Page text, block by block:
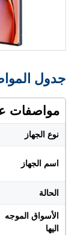
جدول
مواصفات
نوع الجهاز
اسم الجهاز
الحالة
الأسواق الموجه
اليها